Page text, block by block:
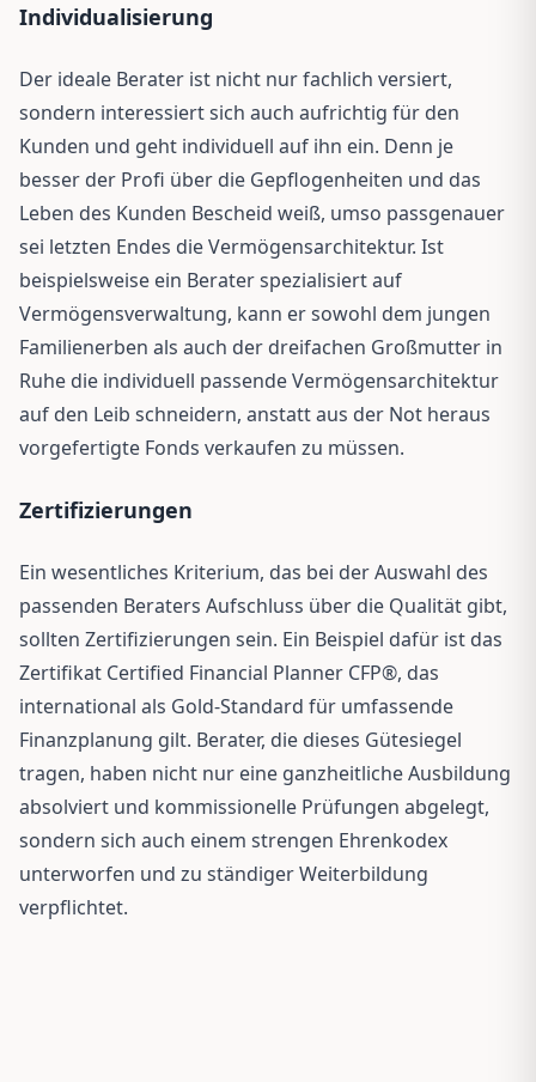
Individualisierung
Der ideale Berater ist nicht nur fachlich versiert,
sondern interessiert sich auch aufrichtig für den
Kunden und geht individuell auf ihn ein. Denn je
besser der Profi über die Gepflogenheiten und das
Leben des Kunden Bescheid weiß, umso passgenauer
sei letzten Endes die Vermögensarchitektur. Ist
beispielsweise ein Berater spezialisiert auf
Vermögensverwaltung, kann er sowohl dem jungen
Familienerben als auch der dreifachen Großmutter in
Ruhe die individuell passende Vermögensarchitektur
auf den Leib schneidern, anstatt aus der Not heraus
vorgefertigte Fonds verkaufen zu müssen.
Zertifizierungen
Ein wesentliches Kriterium, das bei der Auswahl des
passenden Beraters Aufschluss über die Qualität gibt,
sollten Zertifizierungen sein. Ein Beispiel dafür ist das
Zertifikat Certified Financial Planner CFP®, das
international als Gold-Standard für umfassende
Finanzplanung gilt. Berater, die dieses Gütesiegel
tragen, haben nicht nur eine ganzheitliche Ausbildung
absolviert und kommissionelle Prüfungen abgelegt,
sondern sich auch einem strengen Ehrenkodex
unterworfen und zu ständiger Weiterbildung
verpflichtet.